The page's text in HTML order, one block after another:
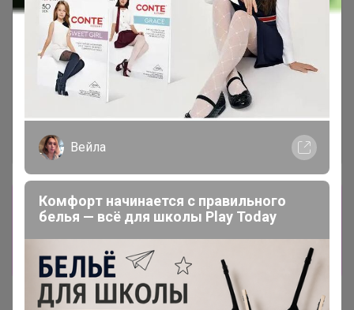
Сбор заказов в данной закупке
завершен
Перейти к текущей закупке
Вейла
Комфорт начинается с правильного
белья — всё для школы Play Today